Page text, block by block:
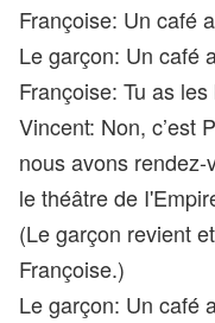
Françoise: Un café
Le garçon: Un café
Françoise: Tu as
Vincent: Non, c’est
nous avons
le théâtre de
(Le garçon revient
Françoise.)
Le garçon: Un café